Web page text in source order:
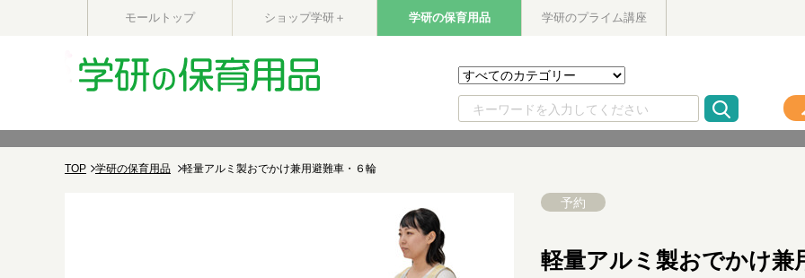
モールトップ ショップ学研＋ 学研の保育用品 学研のプライム講座
TOP 学研の保育用品 軽量アルミ製おでかけ兼用避難車・６輪
予約
軽量アルミ製おでかけ兼